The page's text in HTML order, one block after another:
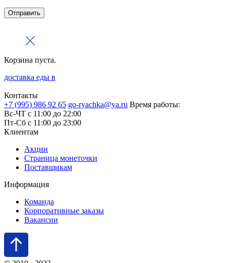
Корзина пуста.
доставка еды в
Контакты
+7 (995) 986 92 65 go-ryachka@ya.ru Время работы:
Вс-ЧТ с 11:00 до 22:00
Пт-Сб с 11:00 до 23:00
Клиентам
Акции
Страница монеточки
Поставщикам
Информация
Команда
Корпоративные заказы
Вакансии